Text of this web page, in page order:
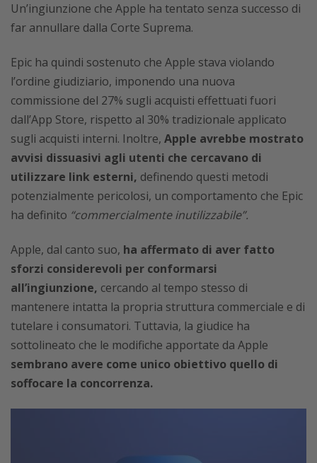
Un’ingiunzione che Apple ha tentato senza successo di
far annullare dalla Corte Suprema.
Epic ha quindi sostenuto che Apple stava violando
l’ordine giudiziario, imponendo una nuova
commissione del 27% sugli acquisti effettuati fuori
dall’App Store, rispetto al 30% tradizionale applicato
sugli acquisti interni. Inoltre, Apple avrebbe mostrato
avvisi dissuasivi agli utenti che cercavano di
utilizzare link esterni, definendo questi metodi
potenzialmente pericolosi, un comportamento che Epic
ha definito “commercialmente inutilizzabile”.
Apple, dal canto suo, ha affermato di aver fatto
sforzi considerevoli per conformarsi
all’ingiunzione, cercando al tempo stesso di
mantenere intatta la propria struttura commerciale e di
tutelare i consumatori. Tuttavia, la giudice ha
sottolineato che le modifiche apportate da Apple
sembrano avere come unico obiettivo quello di
soffocare la concorrenza.